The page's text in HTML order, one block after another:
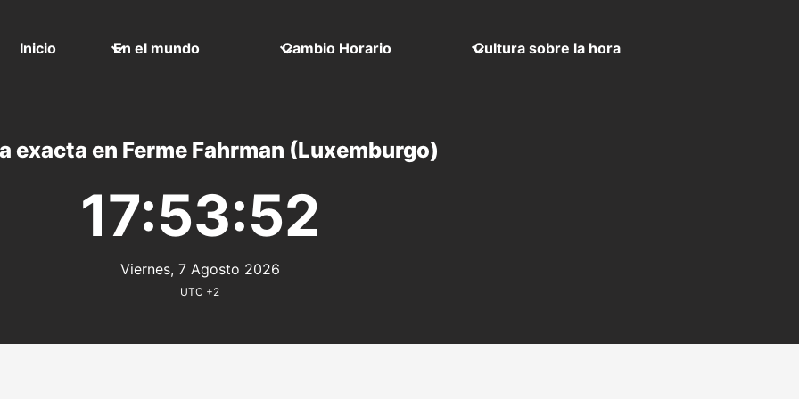
Inicio En el mundo Cambio Horario Cultura sobre la hora
exacta en Ferme Fahrman (Luxemburgo)
17:53:52
Viernes, 7 Agosto 2026
UTC +2